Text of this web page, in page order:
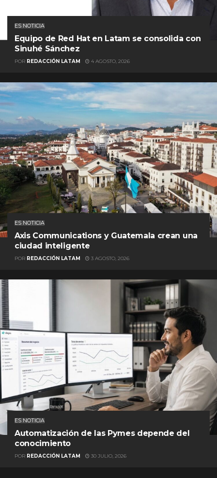
ES NOTICIA
Equipo de Red Hat en Latam se consolida con
Sinuhé Sánchez
POR REDACCIÓN LATAM 4 AGOSTO, 2026
ES NOTICIA
Axis Communications y Guatemala crean una
ciudad inteligente
POR REDACCIÓN LATAM 3 AGOSTO, 2026
ES NOTICIA
Automatización de las Pymes depende del
conocimiento
POR REDACCIÓN LATAM 30 JULIO, 2026